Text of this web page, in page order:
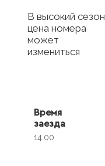
В высокий сезон
цена номера
может
измениться
Время
заезда
14.00